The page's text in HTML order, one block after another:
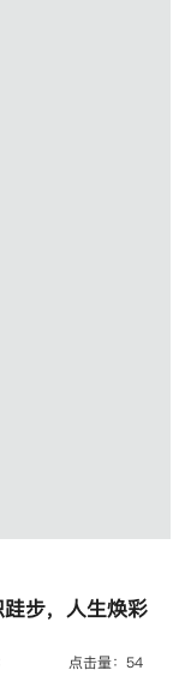
步，人生焕彩
点击量： 54